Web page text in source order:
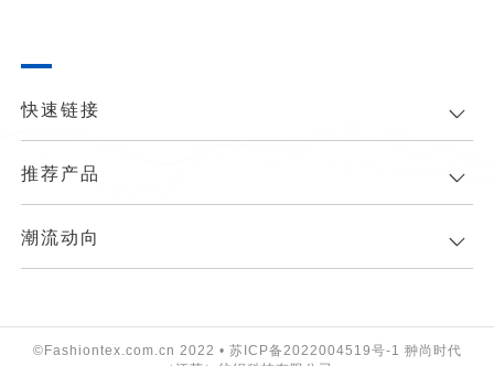
快速链接
推荐产品
潮流动向
©Fashiontex.com.cn 2022 • 苏ICP备2022004519号-1 翀尚时代